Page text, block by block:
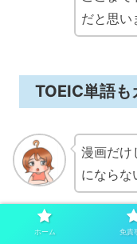
だと思い
TOEIC単語も
漫画だけ
にならな
という辛口な意見
ホーム 免責